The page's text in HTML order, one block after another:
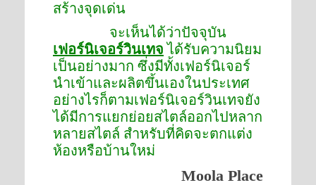
สร้างจุดเด่น
จะเห็นได้ว่าปัจจุบัน
เฟอร์นิเจอร์วินเทจ ได้รับความนิยม
เป็นอย่างมาก ซึ่งมีทั้งเฟอร์นิเจอร์
นำเข้าและผลิตขึ้นเองในประเทศ
อย่างไรก็ตามเฟอร์นิเจอร์วินเทจยัง
ได้มีการแยกย่อยสไตล์ออกไปหลาก
หลายสไตล์ สำหรับที่คิดจะตกแต่ง
ห้องหรือบ้านใหม่
Moola Place